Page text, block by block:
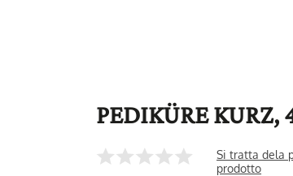
PEDIKÜRE KURZ,
Si tratta dela
prodotto